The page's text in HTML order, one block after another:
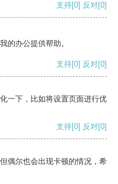
支持[0] 反对[0]
的办公提供帮助。
支持[0] 反对[0]
一下，比如将设置页面进行优
支持[0] 反对[0]
偶尔也会出现卡顿的情况，希